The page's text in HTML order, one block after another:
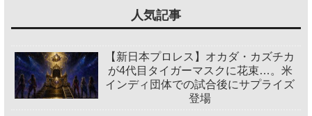
人気記事
【新日本プロレス】オカダ・カズチカ
が4代目タイガーマスクに花束…。米
インディ団体での試合後にサプライズ
登場